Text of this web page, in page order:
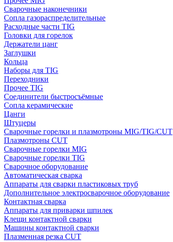
Сварочные наконечники
Сопла газораспределительные
Расходные части TIG
Головки для горелок
Держатели цанг
Заглушки
Кольца
Наборы для TIG
Переходники
Прочее TIG
Соединители быстросъёмные
Сопла керамические
Цанги
Штуцеры
Сварочные горелки и плазмотроны MIG/TIG/CUT
Плазмотроны CUT
Сварочные горелки MIG
Сварочные горелки TIG
Сварочное оборудование
Автоматическая сварка
Аппараты для сварки пластиковых труб
Дополнительное электросварочное оборудование
Контактная сварка
Аппараты для приварки шпилек
Клещи контактной сварки
Машины контактной сварки
Плазменная резка CUT